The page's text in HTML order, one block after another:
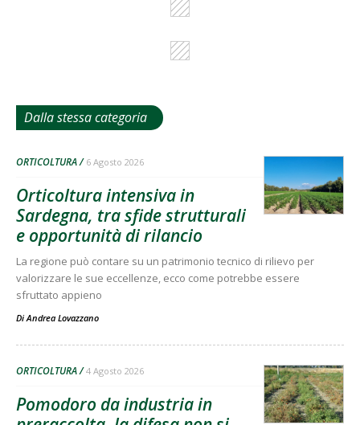
Dalla stessa categoria
ORTICOLTURA 6 Agosto 2026
Orticoltura intensiva in
Sardegna, tra sfide strutturali
e opportunità di rilancio
La regione può contare su un patrimonio tecnico di rilievo per
valorizzare le sue eccellenze, ecco come potrebbe essere
sfruttato appieno
DiAndrea Lovazzano
ORTICOLTURA 4 Agosto 2026
Pomodoro da industria in